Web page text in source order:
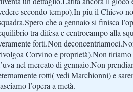
secondo tempo).In piu il Chievo
che a gennaio si finisca
tra difesa e centrocampo alla
forti.Non
Corvino e proprietà).Non
nel mercato di gennaio.Non
rotti( vedi Marchionni) e
l’opera a metà.